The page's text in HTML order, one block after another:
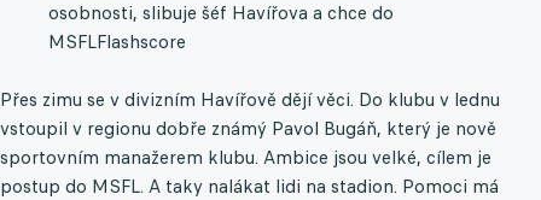
osobnosti, slibuje šéf Havířova a chce do
MSFLFlashscore
Přes zimu se v divizním Havířově dějí věci. Do klubu v lednu
vstoupil v regionu dobře známý Pavol Bugáň, který je nově
sportovním manažerem klubu. Ambice jsou velké, cílem je
postup do MSFL. A taky nalákat lidi na stadion. Pomoci má